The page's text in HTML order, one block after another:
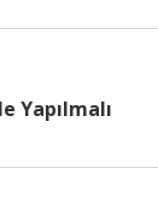
Yapılmalı